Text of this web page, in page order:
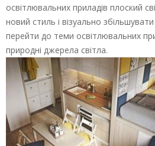
освітлювальних приладів плоский
новий стиль і візуально
перейти до теми освітлювальних
природні джерела світла.